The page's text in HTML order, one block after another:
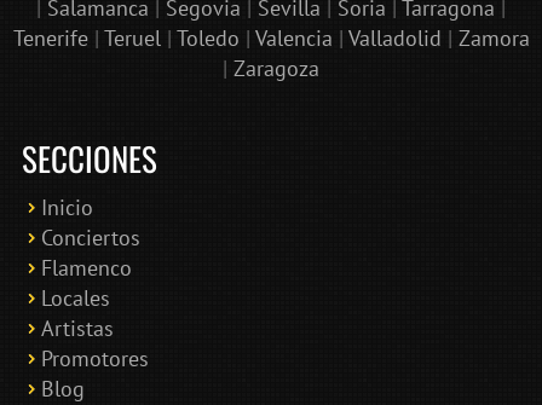
| Salamanca | Segovia | Sevilla | Soria | Tarragona |
Tenerife| Teruel| Toledo | Valencia | Valladolid | Zamora
| Zaragoza
SECCIONES
Inicio
Conciertos
Flamenco
Locales
Artistas
Promotores
Blog